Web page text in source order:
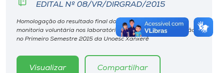
EDITAL Nº 08/VR/DIRGRAD/2015
Homologação do resultado final do Processo Seletivo para
monitoria voluntária nos laboratórios dos cursos de graduação
no Primeiro Semestre 2015 da Unoesc Xanxerê
Visualizar Compartilhar